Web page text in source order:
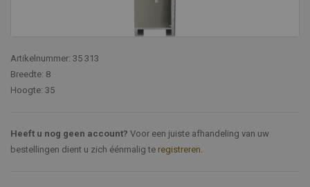
Artikelnummer: 35 313
Breedte: 8
Hoogte: 35
Heeft u nog geen account? Voor een juiste afhandeling van uw
bestellingen dient u zich éénmalig te registreren.